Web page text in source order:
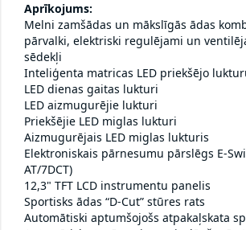
Aprīkojums:
Melni zamšādas un mākslīgās ādas
pārvalki, elektriski regulējami un
sēdekļi
Inteliģenta matricas LED priekšējo
LED dienas gaitas lukturi
LED aizmugurējie lukturi
Priekšējie LED miglas lukturi
Aizmugurējais LED miglas lukturis
Elektroniskais pārnesumu pārslēgs E-
AT/7DCT)
12,3" TFT LCD instrumentu panelis
Sportisks ādas “D-Cut” stūres rats
Automātiski aptumšojošs atpakaļskata